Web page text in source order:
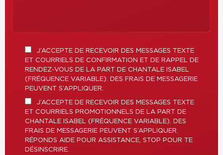
J’ACCEPTE DE RECEVOIR DES MESSAGES TEXTE
ET COURRIELS DE CONFIRMATION ET DE RAPPEL DE
RENDEZ-VOUS DE LA PART DE CHANTALE ISABEL
(FRÉQUENCE VARIABLE). DES FRAIS DE MESSAGERIE
PEUVENT S’APPLIQUER.
J’ACCEPTE DE RECEVOIR DES MESSAGES TEXTE
ET COURRIELS PROMOTIONNELS DE LA PART DE
CHANTALE ISABEL (FRÉQUENCE VARIABLE). DES
FRAIS DE MESSAGERIE PEUVENT S’APPLIQUER.
RÉPONDS AIDE POUR ASSISTANCE, STOP POUR TE
DÉSINSCRIRE.